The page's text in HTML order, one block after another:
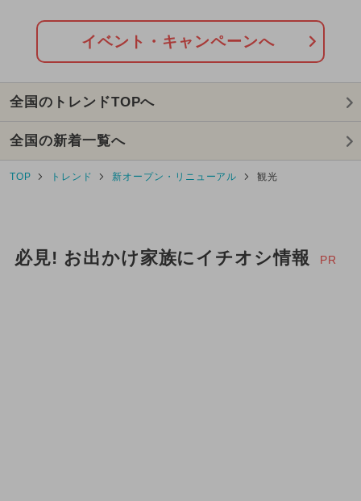
イベント・キャンペーンへ
全国のトレンドTOPへ
全国の新着一覧へ
TOP トレンド 新オープン・リニューアル 観光
必見! お出かけ家族にイチオシ情報 PR